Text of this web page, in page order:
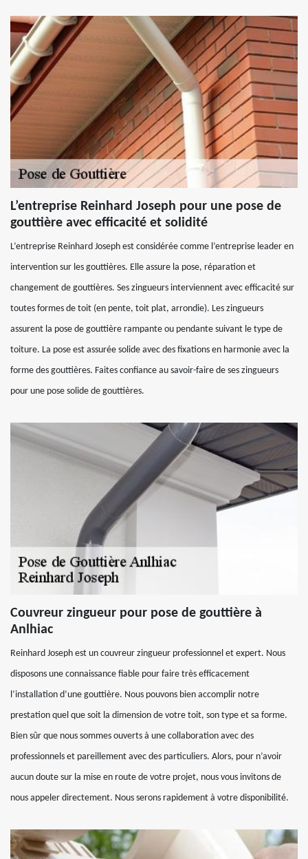
L’entreprise Reinhard Joseph pour une pose de
gouttière avec efficacité et solidité
L’entreprise Reinhard Joseph est considérée comme l’entreprise leader en
intervention sur les gouttières. Elle assure la pose, réparation et
changement de gouttières. Ses zingueurs interviennent avec efficacité sur
toutes formes de toit (en pente, toit plat, arrondie). Les zingueurs
assurent la pose de gouttière rampante ou pendante suivant le type de
toiture. La pose est assurée solide avec des fixations en harmonie avec la
forme des gouttières. Faites confiance au savoir-faire de ses zingueurs
pour une pose solide de gouttières.
Couvreur zingueur pour pose de gouttière à
Anlhiac
Reinhard Joseph est un couvreur zingueur professionnel et expert. Nous
disposons une connaissance fiable pour faire très efficacement
l’installation d’une gouttière. Nous pouvons bien accomplir notre
prestation quel que soit la dimension de votre toit, son type et sa forme.
Bien sûr que nous sommes ouverts à une collaboration avec des
professionnels et pareillement avec des particuliers. Alors, pour n’avoir
aucun doute sur la mise en route de votre projet, nous vous invitons de
nous appeler directement. Nous serons rapidement à votre disponibilité.